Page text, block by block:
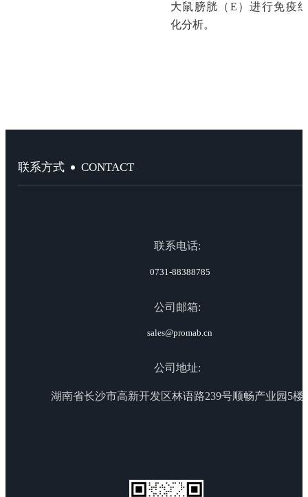
大鼠膀胱（E）进行免疫组
化分析。
联系方式 CONTACT
联系电话:
0731-88388785
公司邮箱:
sales@promab.cn
公司地址:
湖南省长沙市高新开发区林语路239号顺畅产业园5楼